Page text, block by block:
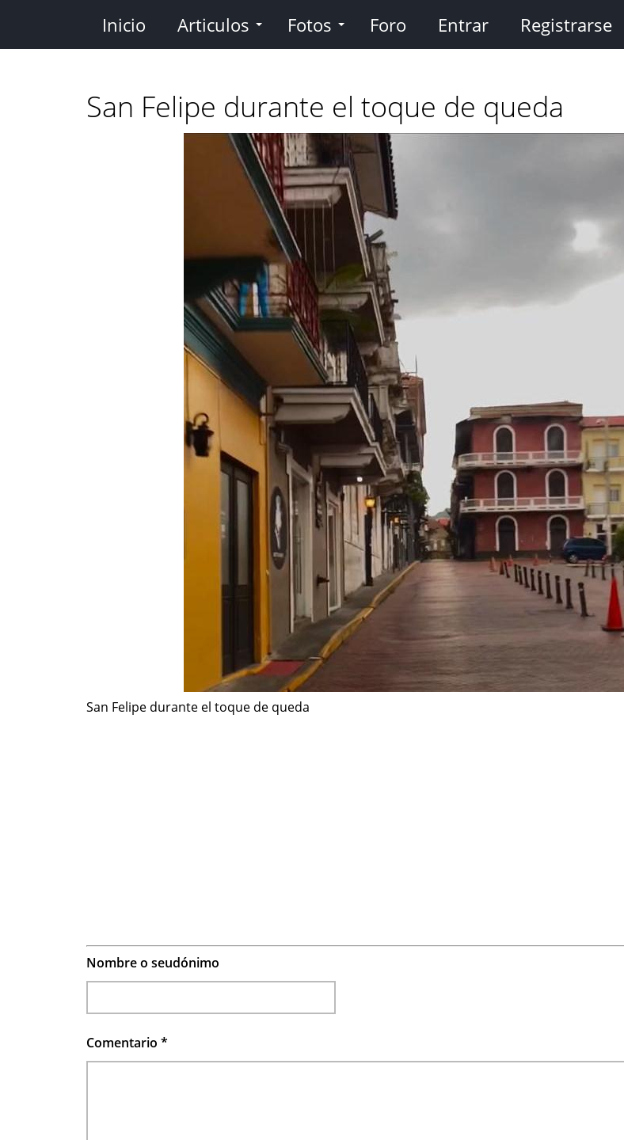
contenido
Inicio Articulos Fotos Foro Entrar Registrarse
San Felipe durante el toque de queda
San Felipe durante el toque de queda
Nombre o seudónimo
Comentario *